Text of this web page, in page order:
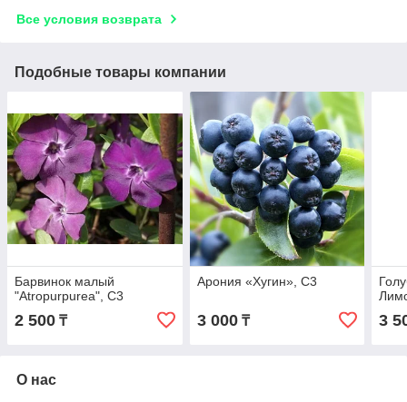
Все условия возврата
Подобные товары компании
Барвинок малый
"Atropurpurea", С3
2 500 ₸
Арония «Хугин», С3
3 000₸ 3
О нас